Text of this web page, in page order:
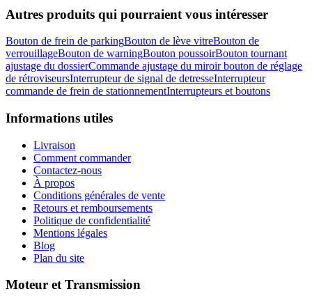
Autres produits qui pourraient vous intéresser
Bouton de frein de parkingBouton de lève vitreBouton de
verrouillageBouton de warningBouton poussoirBouton tournant
ajustage du dossierCommande ajustage du miroir bouton de réglage
de rétroviseursInterrupteur de signal de detresseInterrupteur
commande de frein de stationnementInterrupteurs et boutons
Informations utiles
Livraison
Comment commander
Contactez-nous
À propos
Conditions générales de vente
Retours et remboursements
Politique de confidentialité
Mentions légales
Blog
Plan du site
Moteur et Transmission